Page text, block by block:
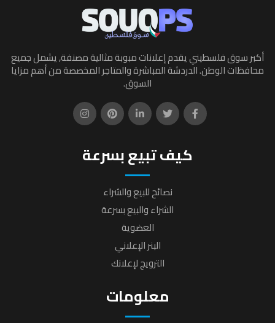
أكبر سوق فلسطيني يقدم إعلانات مبوبة مثالية مصنفة, يشمل جميع
محافظات الوطن. الدردشة المباشرة والمتاجر المخصصة من أهم مزايا
السوق.
كيف تبيع بسرعة
نصائح للبيع والشراء
الشراء والبيع بسرعة
العضوية
البنر الإعلاني
الترويج لإعلانك
معلومات